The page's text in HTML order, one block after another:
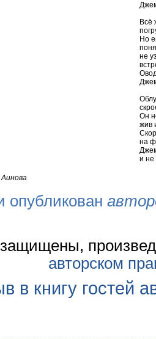
Всё
Но
не
Он
жив
на
и не
опубликован
авторском
в книгу гостей